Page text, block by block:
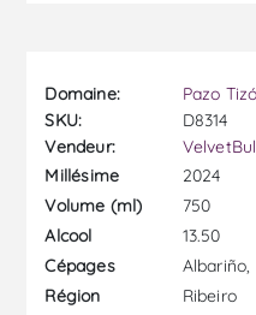
Domaine:
Pazo
SKU:
D8314
Vendeur:
Millésime
2024
Volume (ml)
750
Alcool
13.50
Cépages
Région
Ribeiro